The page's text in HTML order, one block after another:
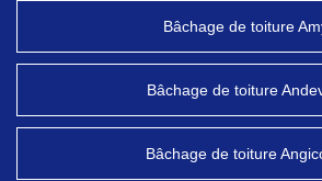
Bâchage de toiture
Bâchage de toiture
Bâchage de toiture